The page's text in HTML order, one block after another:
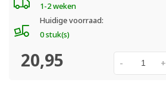
1-2 weken
Huidige voorraad:
0 stuk(s)
20,95 +
-